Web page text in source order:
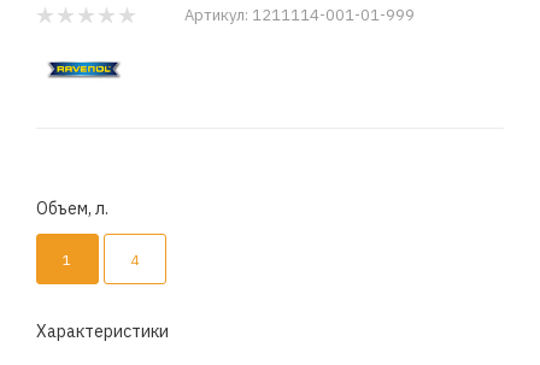
Артикул: 1211114-001-01-999
Объем, л.
1 4
Характеристики